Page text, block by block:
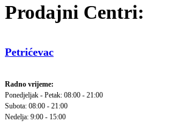
Prodajni Centri:
Petrićevac
Radno vrijeme:
Ponedjeljak - Petak: 08:00 - 21:00
Subota: 08:00 - 21:00
Nedelja: 9:00 - 15:00